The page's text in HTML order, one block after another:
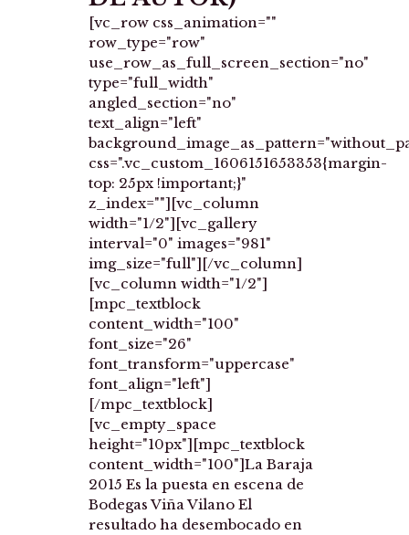
[vc_row css_animation=""
row_type="row"
use_row_as_full_screen_section="no"
type="full_width"
angled_section="no"
text_align="left"
css=".vc_custom_1606151653353{margin-
top: 25px !important;}"
z_index=""][vc_column
width="1/2"][vc_gallery
interval="0" images="981"
img_size="full"][/vc_column]
[vc_column width="1/2"]
[mpc_textblock
content_width="100"
font_size="26"
font_transform="uppercase"
font_align="left"]
[/mpc_textblock]
[vc_empty_space
height="10px"][mpc_textblock
content_width="100"]La Baraja
2015 Es la puesta en escena de
Bodegas Viña Vilano El
resultado ha desembocado en